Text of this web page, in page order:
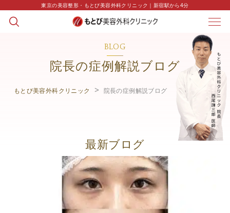
東京の美容整形・もとび美容外科クリニック｜新宿駅から4分
BLOG
院長の症例解説ブログ
もとび美容外科クリニック 院長の症例解説ブログ
最新ブログ